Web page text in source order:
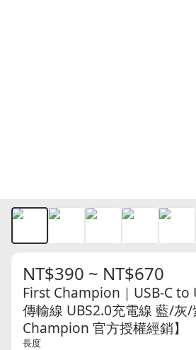
NT$390 ~ NT$670
First Champion｜USB-C to
傳輸線 UBS2.0充電線 藍/灰
Champion 官方授權經銷】
長度